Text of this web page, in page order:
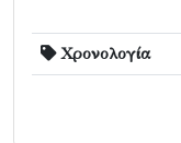
Χρονολογία